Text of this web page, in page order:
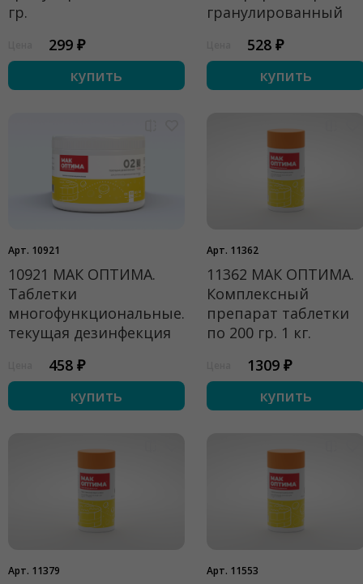
гр.
299 ₽
купить
гранулированный
528 ₽
купить
Арт. 10921
10921 МАК ОПТИМА.
Таблетки
многофункциональные.
текущая дезинфекция
458 ₽
купить
Арт. 11362
11362 МАК ОПТИМА.
Комплексный
препарат таблетки
по 200 гр. 1 кг.
1309 ₽
купить
Арт. 11379 Арт. 11553